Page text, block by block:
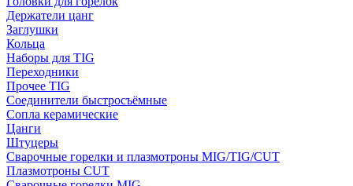
Держатели цанг
Заглушки
Кольца
Наборы для TIG
Переходники
Прочее TIG
Соединители быстросъёмные
Сопла керамические
Цанги
Штуцеры
Сварочные горелки и плазмотроны MIG/TIG/CUT
Плазмотроны CUT